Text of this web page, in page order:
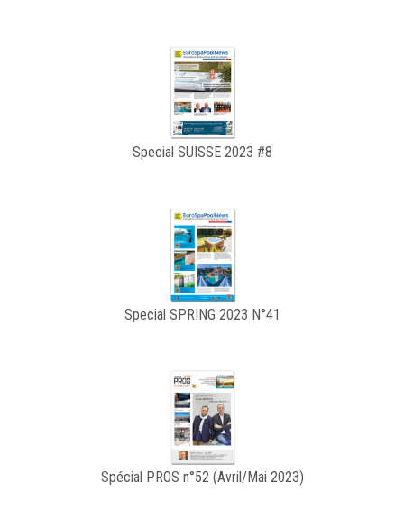
Special SUISSE 2023 #8
Special SPRING 2023 N°41
Spécial PROS n°52 (Avril/Mai 2023)